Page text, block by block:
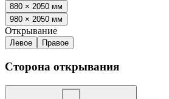
880 × 2050 мм
980 × 2050 мм
Открывание
Левое Правое
Сторона открывания